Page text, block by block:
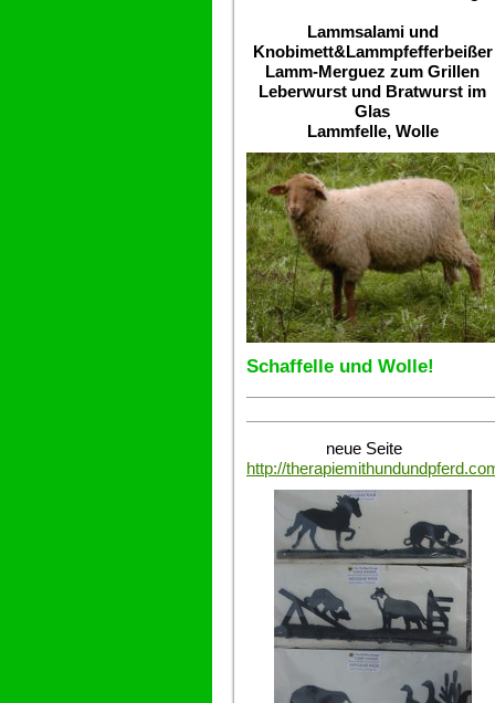
Lammsalami und
Knobimett&Lammpfefferbeißer
Lamm-Merguez zum Grillen
Leberwurst und Bratwurst im
Glas
Lammfelle, Wolle
Schaffelle und Wolle!
neue Seite
http://